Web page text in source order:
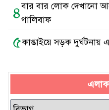
৪বার বার লোক দেখানো
গালিবাফ
৫কাপ্তাইয়ে সড়ক